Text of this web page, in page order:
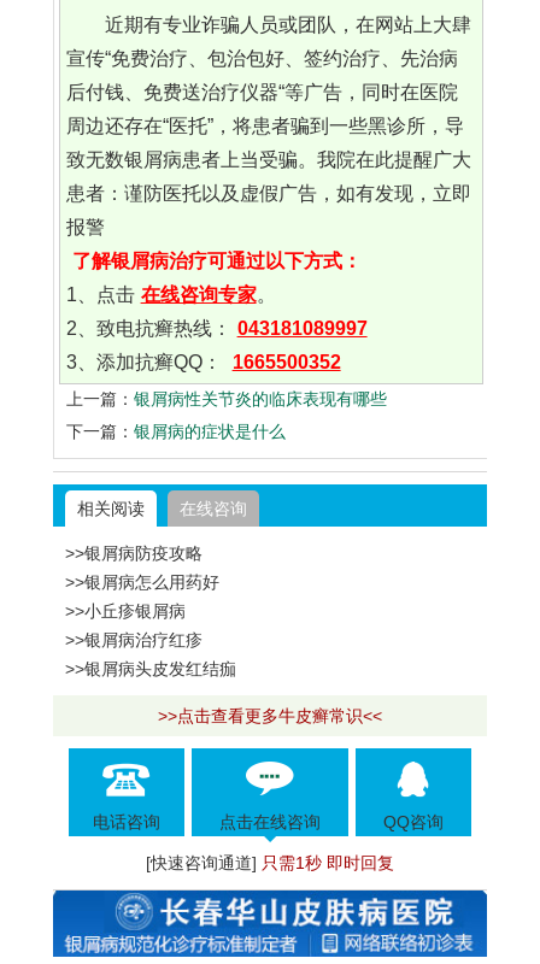
近期有专业诈骗人员或团队，在网站上大肆
宣传“免费治疗、包治包好、签约治疗、先治病
后付钱、免费送治疗仪器“等广告，同时在医院
周边还存在“医托”，将患者骗到一些黑诊所，导
致无数银屑病患者上当受骗。我院在此提醒广大
患者：谨防医托以及虚假广告，如有发现，立即
报警
了解银屑病治疗可通过以下方式：
1、点击 在线咨询专家。
2、致电抗癣热线：
043181089997
3、添加抗癣QQ：
1665500352
上一篇： 银屑病性关节炎的临床表现有哪些
下一篇： 银屑病的症状是什么
相关阅读 在线咨询
>>银屑病防疫攻略
>>银屑病怎么用药好
>>小丘疹银屑病
>>银屑病治疗红疹
>>银屑病头皮发红结痂
>>点击查看更多牛皮癣常识<<
电话咨询 点击在线咨询 QQ咨询
[快速咨询通道] 只需1秒 即时回复